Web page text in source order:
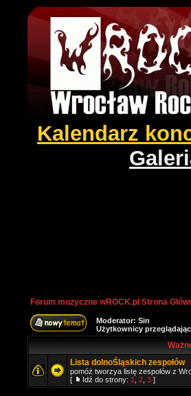
Kalendarz
Forum muzyczne wROCK.pl Strona
Moderator: Sin
Użytkownicy
Lista dolnoŚląskich zespołów
pomóż tworzya listę zespołów z
[
Idź do strony: 1 2 3 ]